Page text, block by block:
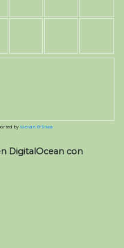
by Kieran O'Shea
DigitalOcean con